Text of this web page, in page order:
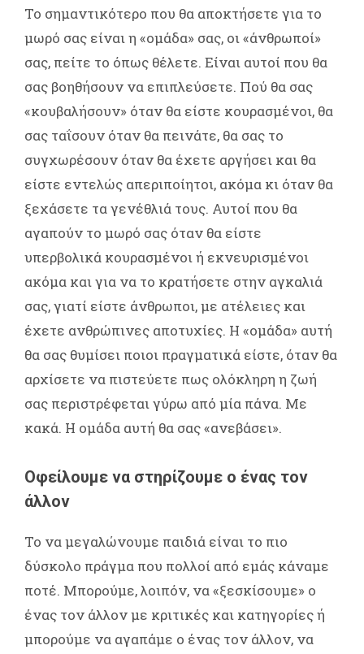
Το σημαντικότερο που θα αποκτήσετε για το
μωρό σας είναι η «ομάδα» σας, οι «άνθρωποί»
σας, πείτε το όπως θέλετε. Είναι αυτοί που θα
σας βοηθήσουν να επιπλεύσετε. Πού θα σας
«κουβαλήσουν» όταν θα είστε κουρασμένοι, θα
σας ταΐσουν όταν θα πεινάτε, θα σας το
συγχωρέσουν όταν θα έχετε αργήσει και θα
είστε εντελώς απεριποίητοι, ακόμα κι όταν θα
ξεχάσετε τα γενέθλιά τους. Αυτοί που θα
αγαπούν το μωρό σας όταν θα είστε
υπερβολικά κουρασμένοι ή εκνευρισμένοι
ακόμα και για να το κρατήσετε στην αγκαλιά
σας, γιατί είστε άνθρωποι, με ατέλειες και
έχετε ανθρώπινες αποτυχίες. Η «ομάδα» αυτή
θα σας θυμίσει ποιοι πραγματικά είστε, όταν θα
αρχίσετε να πιστεύετε πως ολόκληρη η ζωή
σας περιστρέφεται γύρω από μία πάνα. Με
κακά. Η ομάδα αυτή θα σας «ανεβάσει».
Οφείλουμε να στηρίζουμε ο ένας τον
άλλον
Το να μεγαλώνουμε παιδιά είναι το πιο
δύσκολο πράγμα που πολλοί από εμάς κάναμε
ποτέ. Μπορούμε, λοιπόν, να «ξεσκίσουμε» ο
ένας τον άλλον με κριτικές και κατηγορίες ή
μπορούμε να αγαπάμε ο ένας τον άλλον, να